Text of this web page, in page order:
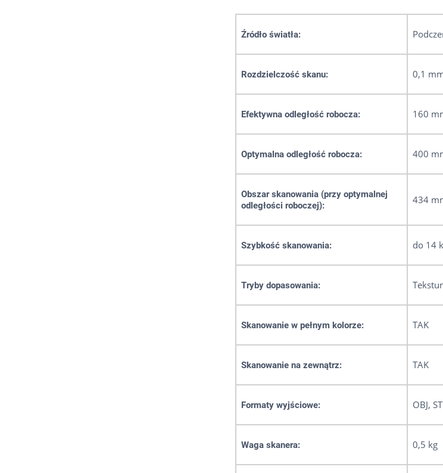
Źródło światła:
Rozdzielczość skanu: 0,1
Efektywna odległość robocza: 160
Optymalna odległość robocza: 400
Obszar skanowania (przy optymalnej
odległości roboczej):
434
Szybkość skanowania: do 14
Tryby dopasowania:
Skanowanie w pełnym kolorze: TAK
Skanowanie na zewnątrz: TAK
Formaty wyjściowe: OBJ,
Waga skanera: 0,5 kg